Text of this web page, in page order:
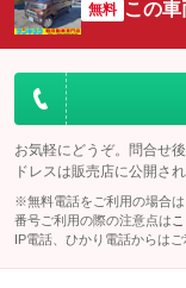
無料 この
お気軽にどうぞ。問合せ
ドレスは販売店に公開され
※無料電話をご利用の場合
番号ご利用の際の注意点は
IP電話、ひかり電話からはご